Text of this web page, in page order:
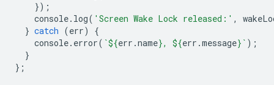
});
console. log( 'Screen Wake Lock released:' ,
} catch (err)
{
console. error( `${err .name}, ${err .message} ` );
}
};